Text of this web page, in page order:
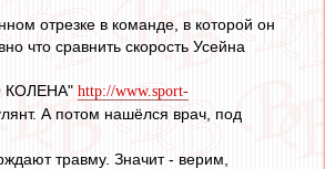
отрезке в команде, в которой он
что сравнить скорость Усейна
КОЛЕНА" http://www.sport-
А потом нашёлся врач, под
травму. Значит - верим,